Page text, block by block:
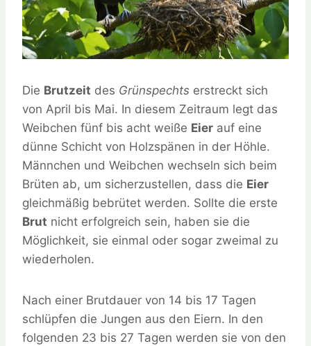
Die Brutzeit des Grünspechts erstreckt sich
von April bis Mai. In diesem Zeitraum legt das
Weibchen fünf bis acht weiße Eier auf eine
dünne Schicht von Holzspänen in der Höhle.
Männchen und Weibchen wechseln sich beim
Brüten ab, um sicherzustellen, dass die Eier
gleichmäßig bebrütet werden. Sollte die erste
Brut nicht erfolgreich sein, haben sie die
Möglichkeit, sie einmal oder sogar zweimal zu
wiederholen.
Nach einer Brutdauer von 14 bis 17 Tagen
schlüpfen die Jungen aus den Eiern. In den
folgenden 23 bis 27 Tagen werden sie von den